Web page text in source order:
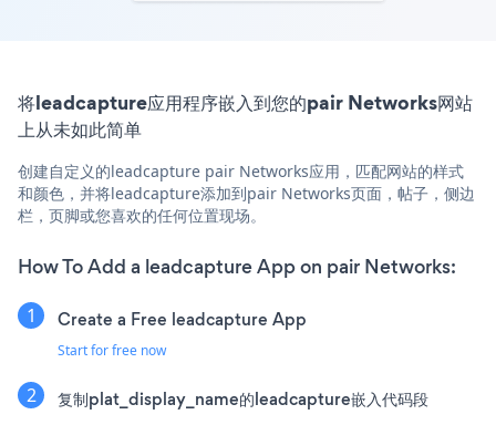
将leadcapture应用程序嵌入到您的pair Networks网站
上从未如此简单
创建自定义的leadcapture pair Networks应用，匹配网站的样式
和颜色，并将leadcapture添加到pair Networks页面，帖子，侧边
栏，页脚或您喜欢的任何位置现场。
How To Add a leadcapture App on pair Networks:
Create a Free leadcapture App
Start for free now
复制plat_display_name的leadcapture嵌入代码段